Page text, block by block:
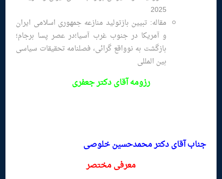
2025
مقاله: تبیین بازتولید منازعه جمهوری اسلامی ایران
و آمریکا در جنوب غرب آسیا؛در عصر پسا برجام؛
بازگشت به نوواقع گرائی، فصلنامه تحقیقات سیاسی
بین المللی
رزومهآقای دکتر جعفری
جناب آقای دکتر محمدحسین خلوصی
معرفی مختصر